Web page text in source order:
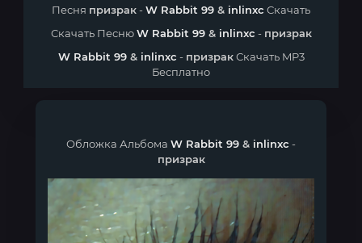
Песня призрак-W Rabbit 99 & inlinxc Скачать
Скачать ПеснюW Rabbit 99& inlinxc - призрак
W Rabbit 99& inlinxc - призракСкачать MP3
Бесплатно
Обложка Альбома W Rabbit 99 & inlinxc -
призрак